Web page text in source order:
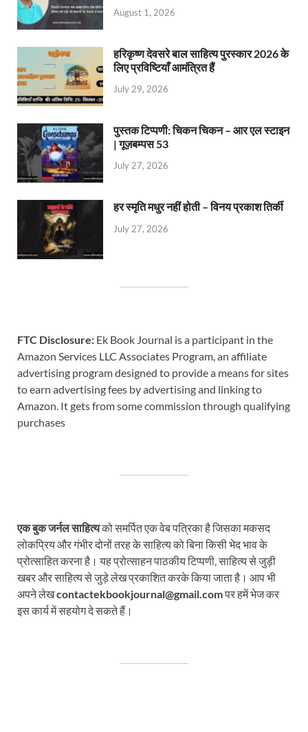
August 1, 2026
हरिकृष्ण देवसरे बाल साहित्य पुरस्कार 2026 के
लिए प्रविष्टियाँ आमंत्रित हैं
July 29, 2026
पुस्तक टिप्पणी: चिकन चिकन – आर एल स्टाइन
| गूज़बम्पस 53
July 27, 2026
हर स्मृति मधुर नहीं होती – विनय प्रकाश तिर्की
July 27, 2026
FTC Disclosure: Ek Book Journal is a participant in the
Amazon Services LLC Associates Program, an affiliate
advertising program designed to provide a means for sites
to earn advertising fees by advertising and linking to
Amazon. It gets from some commission through qualifying
purchases
एक बुक जर्नल साहित्यको समर्पित एक वेब पत्रिका है जिसका मकसद
लोकप्रिय और गंभीर दोनों तरह के साहित्य को बिना किसी भेद भाव के
प्रोत्साहित करना है। यह प्रोत्साहन पाठकीय टिप्पणी, साहित्य से जुड़ी
खबर और साहित्य से जुड़े लेख प्रकाशित करके किया जाता है। आप भी
अपने लेखcontactekbookjournal@gmail.comपर हमें भेज कर
इस कार्य में सहयोग दे सकते हैं।